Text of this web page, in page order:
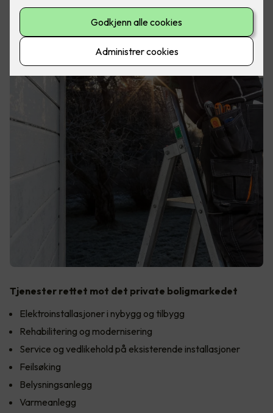
Tjenester rettet mot det private boligmarkedet
Elektroinstallasjoner i nybygg og tilbygg
Rehabilitering og modernisering
Service og vedlikehold på eksisterende installasjoner
Feilsøking
Belysningsanlegg
Varmeanlegg